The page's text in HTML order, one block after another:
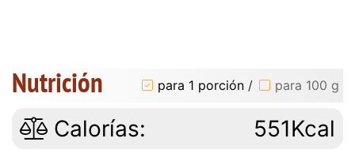
Nutrición para 1 porción / para 100 g
Calorías: 551Kcal